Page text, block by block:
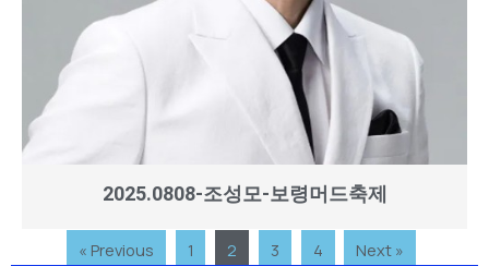
2025.0808-조성모-보령머드축제
« Previous 1 2 3 4 Next »